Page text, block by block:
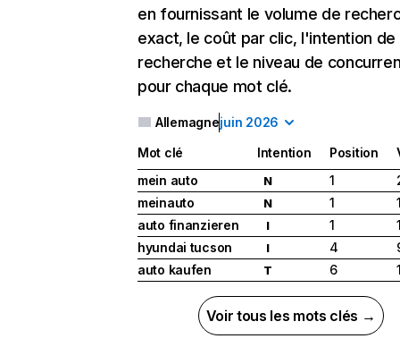
en fournissant le volume de
exact, le coût par clic, l'intention de
recherche et le niveau de
pour chaque mot clé.
Allemagnejuin 2026
Mot clé Intention Position
mein auto
N 1
meinauto
N 1
auto finanzieren
I 1
hyundai tucson
I 4
auto kaufen
T 6
Voir tous les mots clés →